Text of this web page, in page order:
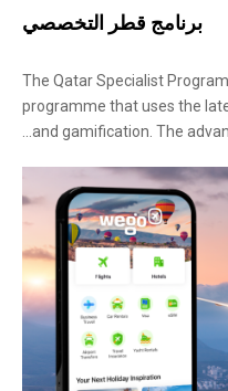
برنامج قطر التخصصي
The Qatar Specialist
programme that uses the
and gamification. The